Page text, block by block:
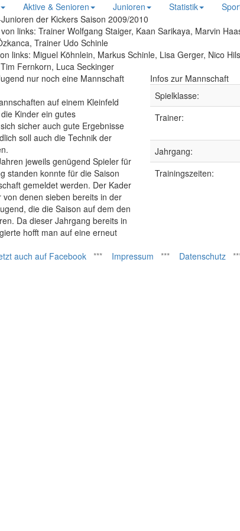
Aktive & Senioren Junioren Statistik
links: Trainer Wolfgang Staiger, Kaan Sarikaya, Marvin
Trainer Udo Schinle
links: Miguel Köhnlein, Markus Schinle, Lisa Gerger, Nico
Tim Fernkorn, Luca Seckinger
nur noch eine Mannschaft
auf einem Kleinfeld
Kinder ein gutes
sicher auch gute Ergebnisse
soll auch die Technik der
jeweils genügend Spieler für
standen konnte für die Saison
gemeldet werden. Der Kader
denen sieben bereits in der
die die Saison auf dem den
Da dieser Jahrgang bereits in
hofft man auf eine erneut
Infos zur Mannschaft
Spielklasse:
Trainer:
Jahrgang:
Trainingszeiten:
auch auf Facebook*** Impressum *** Datenschutz